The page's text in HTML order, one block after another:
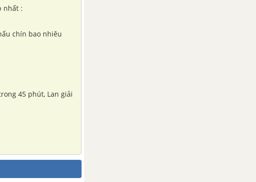
nhất :
chín bao nhiêu
45 phút, Lan giải